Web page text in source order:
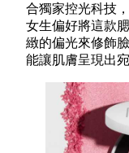
合獨家控光科技
女生偏好將這款
緻的偏光來修飾
能讓肌膚呈現出